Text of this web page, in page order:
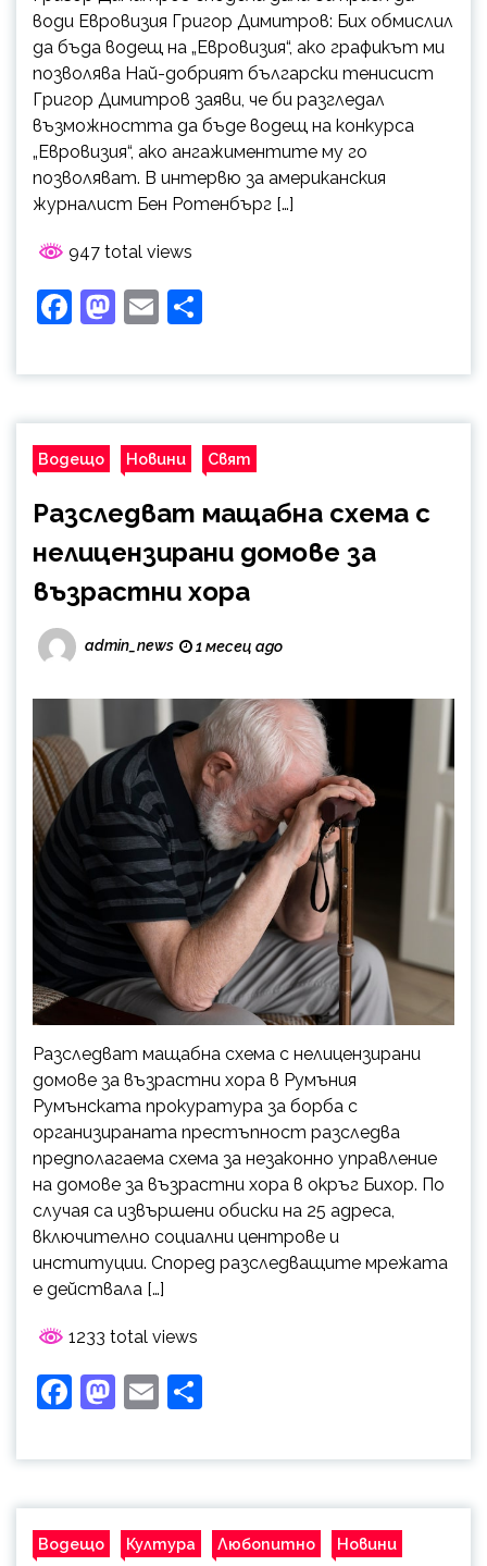
води Евровизия Григор Димитров: Бих обмислил
да бъда водещ на „Евровизия“, ако графикът ми
позволява Най-добрият български тенисист
Григор Димитров заяви, че би разгледал
възможността да бъде водещ на конкурса
„Евровизия“, ако ангажиментите му го
позволяват. В интервю за американския
журналист Бен Ротенбърг […]
947 total views
Facebook
Mastodon
Email
Водещо Новини Свят
Разследват мащабна схема с
нелицензирани домове за
възpacmнu хора
admin_news 1 месец ago
Разследват мащабна схема с нелицензирани
домове за възpacmнu хора в Румъния
Румънската прокуратура за борба с
организираната престъпност разследва
предполагаема схема за незаконно управление
на домове за възpacmнu хора в окръг Бихор. По
случая са извършени обиски на 25 адреса,
включително социални центрове и
институции. Според разследващите мрежата
е действала […]
1233 total views
Facebook
Mastodon
Email
Водещо Култура Любопитно Новини